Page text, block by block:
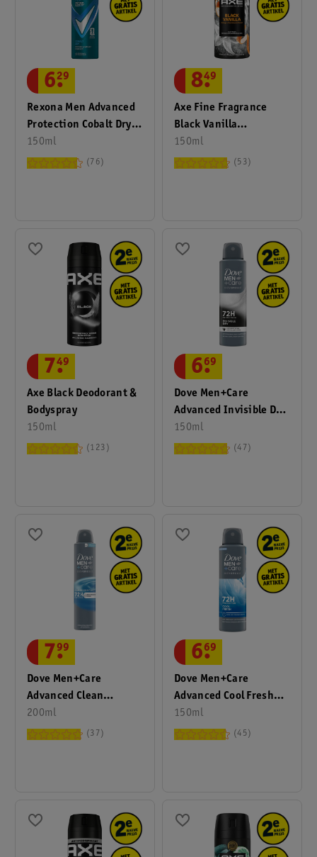
Rexona Men Advanced
Protection Cobalt Dry
Antitranspirant Spray
150ml
6.
29
76
Axe Fine Fragrance
Black Vanilla
Deodorant Bodyspray
150ml
8.
49
53
Axe Black Deodorant &
Bodyspray
150ml
7.
49
123
Dove Men+Care
Advanced Invisible Dry
Antitranspirant
Deodorant Spray
150ml
6.
69
47
Dove Men+Care
Advanced Clean
Comfort
Antitranspirant Spray
200ml
7.
99
37
Dove Men+Care
Advanced Cool Fresh
Antitranspirant Spray
150ml
6.
69
45